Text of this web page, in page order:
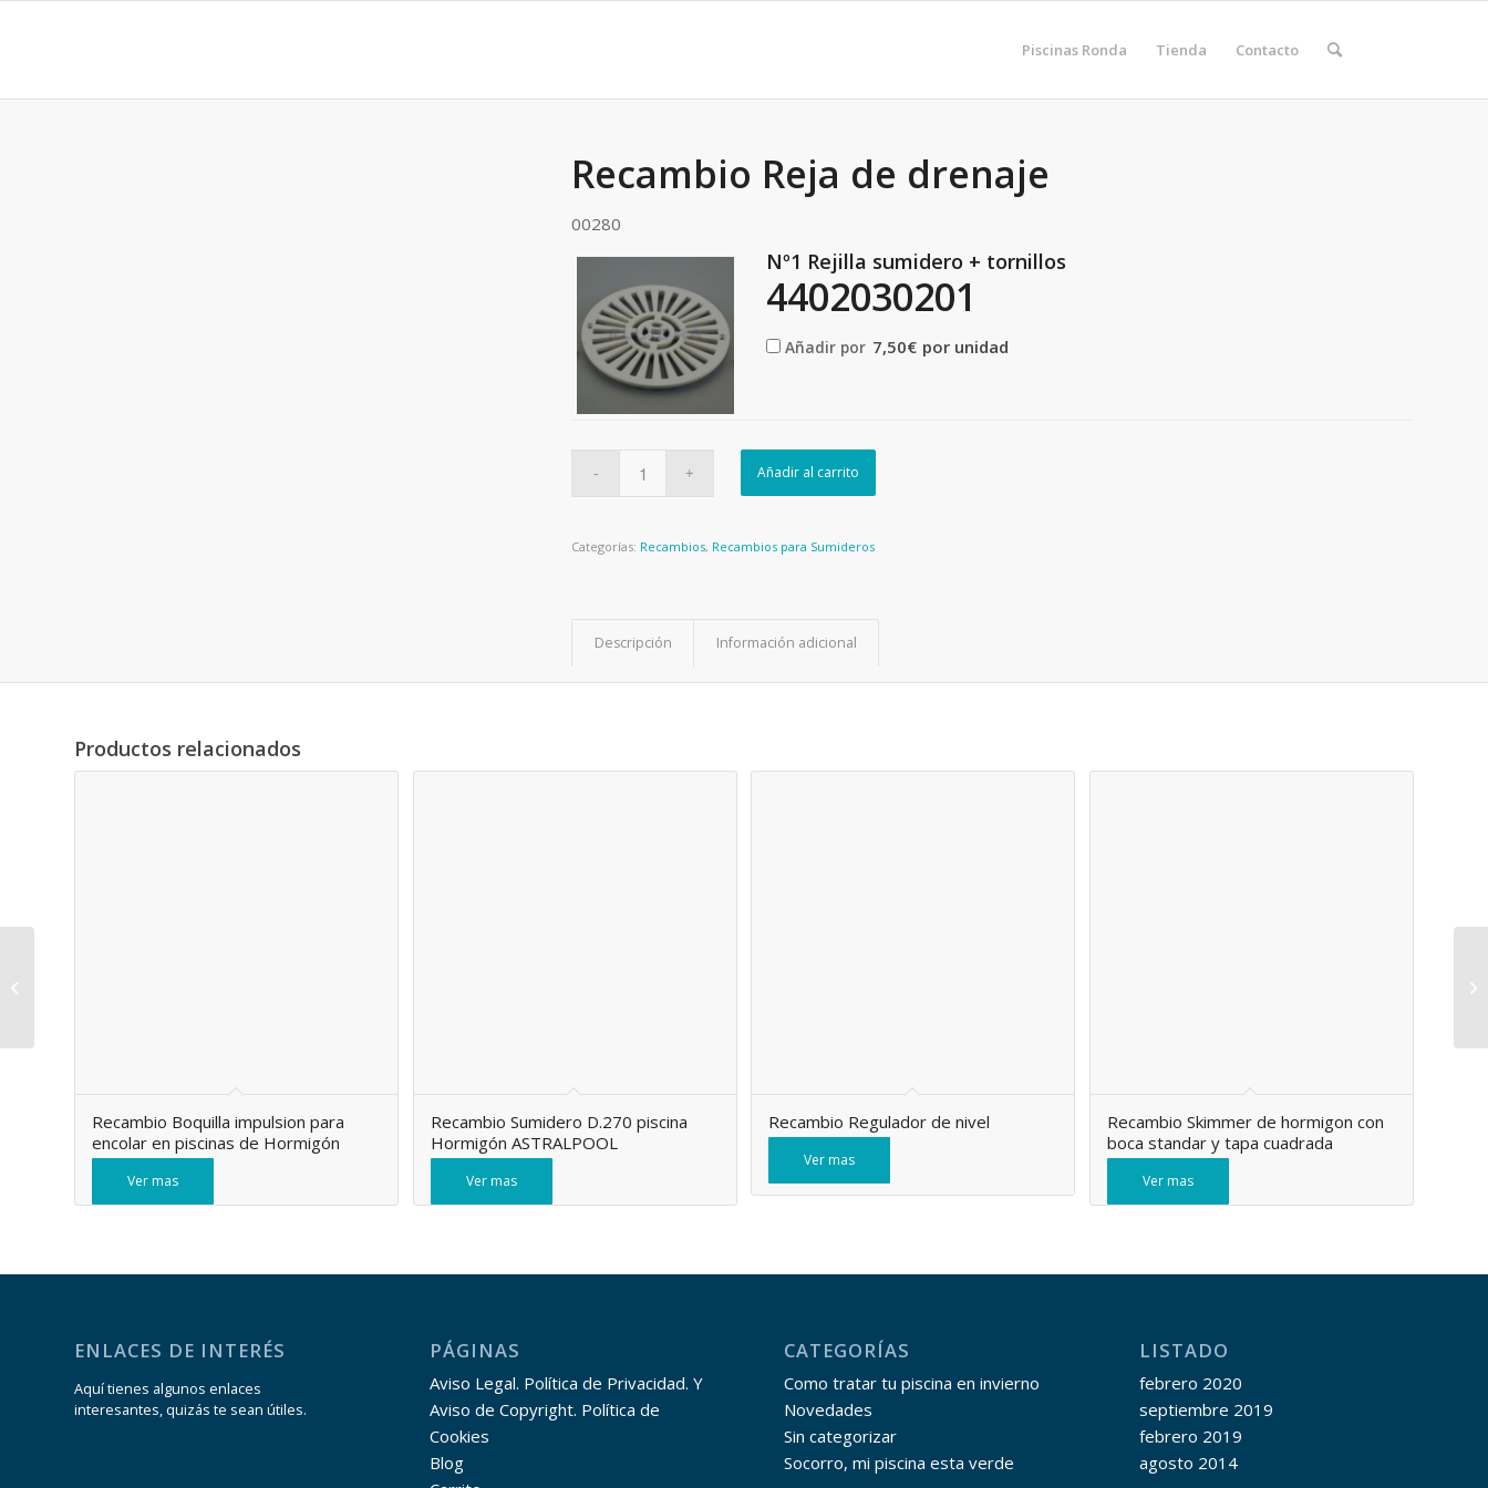
Piscinas Ronda Tienda Contacto
Recambio Reja de drenaje
00280
Nº1 Rejilla sumidero + tornillos
4402030201
Añadir por 7,50€ por unidad
Añadir al carrito
Categorías: Recambios, Recambios para Sumideros
Descripción Información adicional
Productos relacionados
Recambio Boquilla impulsion para
encolar en piscinas de Hormigón
Ver mas
Recambio Sumidero D.270 piscina
Hormigón ASTRALPOOL
Ver mas
Recambio Regulador de nivel
Ver mas
Recambio Skimmer de hormigon con
boca standar y tapa cuadrada
Ver mas
ENLACES DE INTERÉS
Aquí tienes algunos enlaces
interesantes, quizás te sean útiles.
PÁGINAS
Aviso Legal. Política de Privacidad. Y
Aviso de Copyright. Política de
Cookies
Blog
CATEGORÍAS
Como tratar tu piscina en invierno
Novedades
Sin categorizar
Socorro, mi piscina esta verde
LISTADO
febrero 2020
septiembre 2019
febrero 2019
agosto 2014